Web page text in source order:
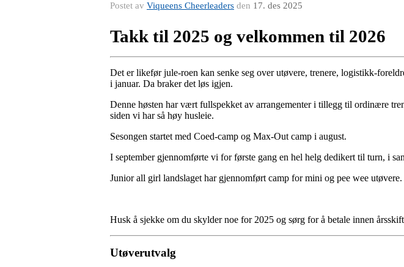
Postet av Viqueens Cheerleaders den 17. des 2025
Takk til 2025 og velkommen til 2026
Det er likefør jule-roen kan senke seg over utøvere, trenere, logistikk-
i januar. Da braker det løs igjen.
Denne høsten har vært fullspekket av arrangementer i tillegg til ordinære
siden vi har så høy husleie.
Sesongen startet med Coed-camp og Max-Out camp i august.
I september gjennomførte vi for første gang en hel helg dedikert til turn, i
Junior all girl landslaget har gjennomført camp for mini og pee wee utøvere.
Husk å sjekke om du skylder noe for 2025 og sørg for å betale innen
Utøverutvalg